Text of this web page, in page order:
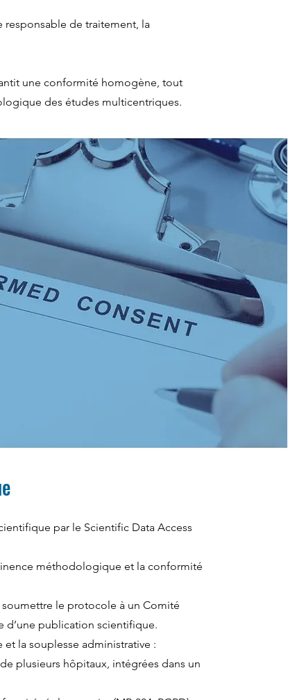
responsable de traitement, la
une conformité homogène, tout
des études multicentriques.
par le Scientific Data Access
méthodologique et la conformité
le protocole à un Comité
d’une publication scientifique.
la souplesse administrative :
plusieurs hôpitaux, intégrées dans un